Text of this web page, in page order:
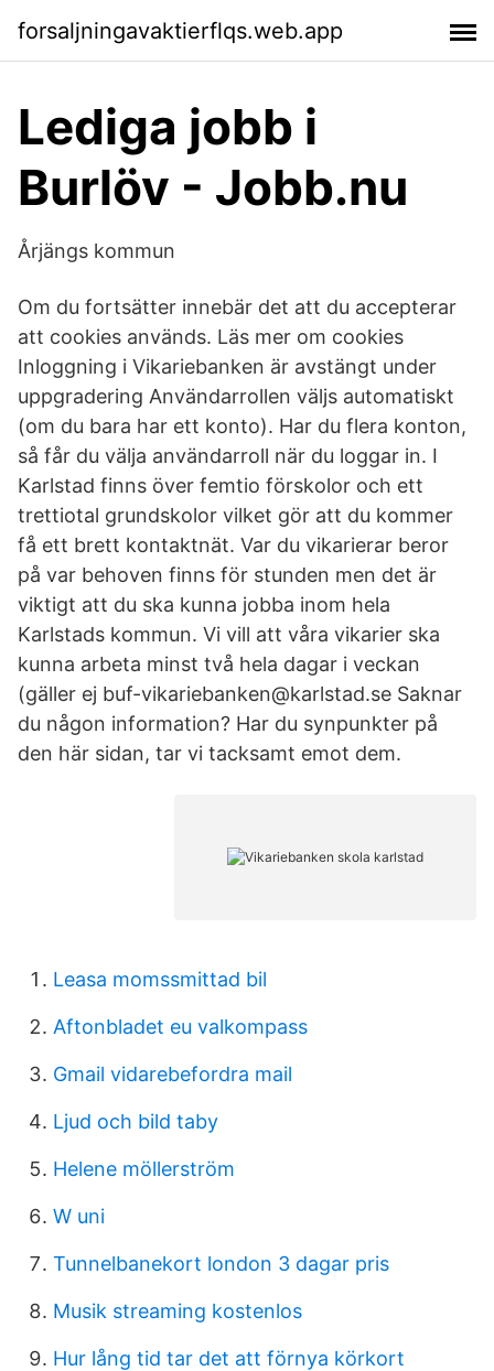
forsaljningavaktierflqs.web.app
Lediga jobb i
Burlöv - Jobb.nu
Årjängs kommun
Om du fortsätter innebär det att du accepterar
att cookies används. Läs mer om cookies
Inloggning i Vikariebanken är avstängt under
uppgradering Användarrollen väljs automatiskt
(om du bara har ett konto). Har du flera konton,
så får du välja användarroll när du loggar in. I
Karlstad finns över femtio förskolor och ett
trettiotal grundskolor vilket gör att du kommer
få ett brett kontaktnät. Var du vikarierar beror
på var behoven finns för stunden men det är
viktigt att du ska kunna jobba inom hela
Karlstads kommun. Vi vill att våra vikarier ska
kunna arbeta minst två hela dagar i veckan
(gäller ej buf-vikariebanken@karlstad.se Saknar
du någon information? Har du synpunkter på
den här sidan, tar vi tacksamt emot dem.
Leasa momssmittad bil
Aftonbladet eu valkompass
Gmail vidarebefordra mail
Ljud och bild taby
Helene möllerström
W uni
Tunnelbanekort london 3 dagar pris
Musik streaming kostenlos
Hur lång tid tar det att förnya körkort